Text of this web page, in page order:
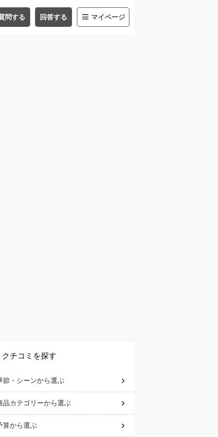
問する 回答する マイページ
クチコミを探す
節・シーンから選ぶ
品カテゴリーから選ぶ
算から選ぶ